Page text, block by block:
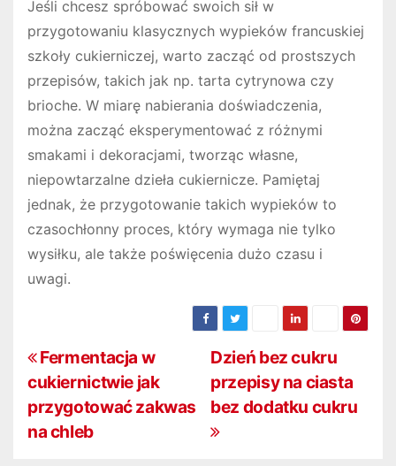
Jeśli chcesz spróbować swoich sił w
przygotowaniu klasycznych wypieków francuskiej
szkoły cukierniczej, warto zacząć od prostszych
przepisów, takich jak np. tarta cytrynowa czy
brioche. W miarę nabierania doświadczenia,
można zacząć eksperymentować z różnymi
smakami i dekoracjami, tworząc własne,
niepowtarzalne dzieła cukiernicze. Pamiętaj
jednak, że przygotowanie takich wypieków to
czasochłonny proces, który wymaga nie tylko
wysiłku, ale także poświęcenia dużo czasu i
uwagi.
N
a
w
Dzień bez cukru
przepisy na ciasta
bez dodatku cukru
Fermentacja w
cukiernictwie jak
przygotować zakwas
na chleb